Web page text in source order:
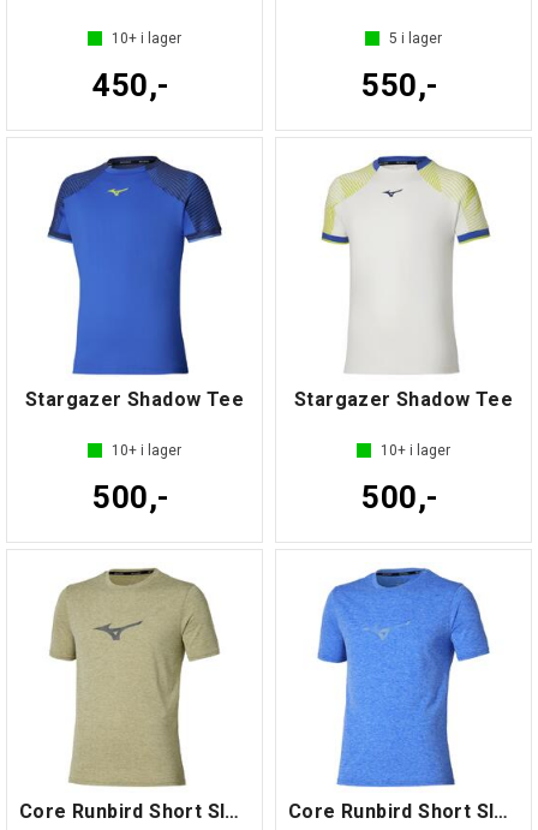
10+ i lager
450,-
5 i lager
550,-
Stargazer Shadow Tee
10+ i lager
500,-
Stargazer Shadow Tee
10+ i lager
500,-
Core Runbird Short Sleeve Tee Core Runbird Short Sleeve Tee